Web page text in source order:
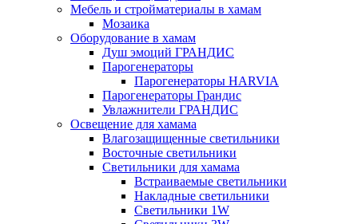
Мебель и стройматериалы в хамам
Мозаика
Оборудование в хамам
Душ эмоций ГРАНДИС
Парогенераторы
Парогенераторы HARVIA
Парогенераторы Грандис
Увлажнители ГРАНДИС
Освещение для хамама
Влагозащищенные светильники
Восточные светильники
Светильники для хамама
Встраиваемые светильники
Накладные светильники
Светильники 1W